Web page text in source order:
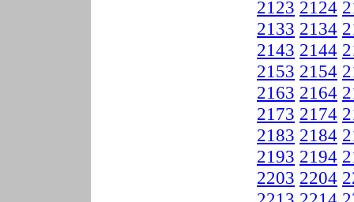
2123 2124
2133 2134
2143 2144
2153 2154
2163 2164
2173 2174
2183 2184
2193 2194
2203 2204